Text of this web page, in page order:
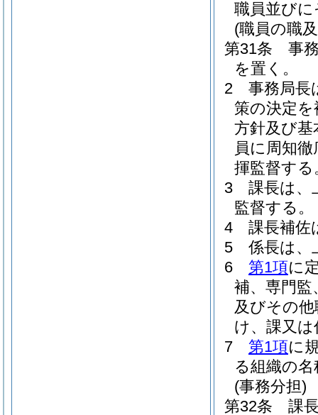
職員並び
(職員の職
第31条
事
を置く。
2
事務局長
策の決定
方針及び
員に周知
揮監督する
3
課長は、
監督する。
4
課長補佐
5
係長は、
6
第1項に
補、専門監
及びその
け、課又
7
第1項に
る組織の
(事務分担)
第32条
課